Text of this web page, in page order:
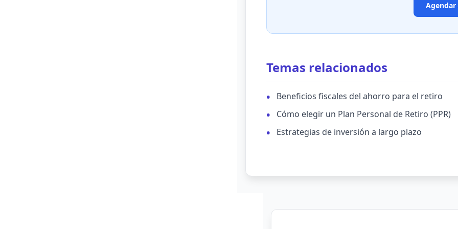
Agendar
Temas relacionados
Beneficios fiscales del ahorro para el retiro
Cómo elegir un Plan Personal de Retiro (PPR)
Estrategias de inversión a largo plazo